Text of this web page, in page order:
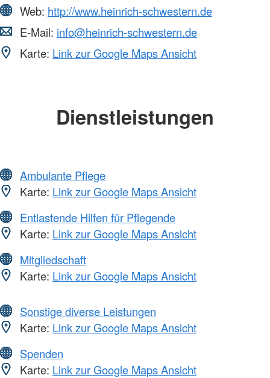
Web: http://www.heinrich-schwestern.de
E-Mail: info@heinrich-schwestern.de
Karte: Link zur Google Maps Ansicht
Dienstleistungen
Ambulante Pflege
Karte: Link zur Google Maps Ansicht
Entlastende Hilfen für Pflegende
Karte: Link zur Google Maps Ansicht
Mitgliedschaft
Karte: Link zur Google Maps Ansicht
Sonstige diverse Leistungen
Karte: Link zur Google Maps Ansicht
Spenden
Karte: Link zur Google Maps Ansicht